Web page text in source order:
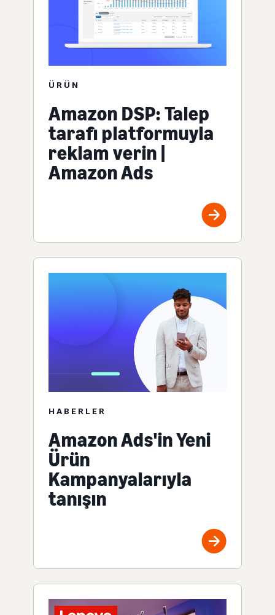
ÜRÜN
Amazon DSP: Talep
tarafı platformuyla
reklam verin |
Amazon Ads
HABERLER
Amazon Ads'in Yeni
Ürün
Kampanyalarıyla
tanışın